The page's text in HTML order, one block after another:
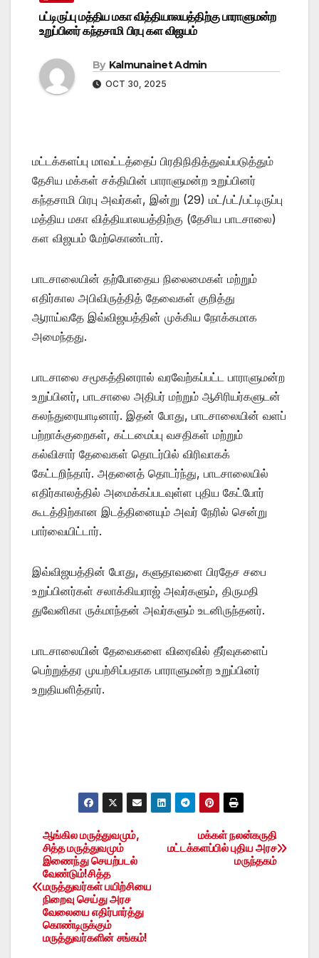
பட்டிருப்பு மத்திய மகா வித்தியாலயத்திற்கு பாராளுமன்ற
உறுப்பினர் கந்தசாமி பிரபு கள விஜயம்
By Kalmunainet Admin
OCT 30, 2025
மட்டக்களப்பு மாவட்டத்தைப் பிரதிநிதித்துவப்படுத்தும்
தேசிய மக்கள் சக்தியின் பாராளுமன்ற உறுப்பினர்
கந்தசாமி பிரபு அவர்கள், இன்று (29) மட்/பட்/பட்டிருப்பு
மத்திய மகா வித்தியாலயத்திற்கு (தேசிய பாடசாலை)
கள விஜயம் மேற்கொண்டார்.
பாடசாலையின் தற்போதைய நிலைமைகள் மற்றும்
எதிர்கால அபிவிருத்தித் தேவைகள் குறித்து
ஆராய்வதே இவ்விஜயத்தின் முக்கிய நோக்கமாக
அமைந்தது.
பாடசாலை சமூகத்தினரால் வரவேற்கப்பட்ட பாராளுமன்ற
உறுப்பினர், பாடசாலை அதிபர் மற்றும் ஆசிரியர்களுடன்
கலந்துரையாடினார். இதன் போது, பாடசாலையின் வளப்
பற்றாக்குறைகள், கட்டமைப்பு வசதிகள் மற்றும்
கல்விசார் தேவைகள் தொடர்பில் விரிவாகக்
கேட்டறிந்தார். அதனைத் தொடர்ந்து, பாடசாலையில்
எதிர்காலத்தில் அமைக்கப்படவுள்ள புதிய கேட்போர்
கூடத்திற்கான இடத்தினையும் அவர் நேரில் சென்று
பார்வையிட்டார்.
இவ்விஜயத்தின் போது, களுதாவளை பிரதேச சபை
உறுப்பினர்கள் சலாக்கியராஜ் அவர்களும், திருமதி
துவேனிகா ருக்மாந்தன் அவர்களும் உடனிருந்தனர்.
பாடசாலையின் தேவைகளை விரைவில் தீர்வுகளைப்
பெற்றுத்தர முயற்சிப்பதாக பாராளுமன்ற உறுப்பினர்
உறுதியளித்தார்.
Post
navigation
மக்கள் நலன்கருதி
மட்டக்களப்பில் புதிய அரச
மருந்தகம்
ஆங்கில மருத்துவமும்,
சித்த மருத்துவமும்
இணைந்து செயற்படல்
வேண்டும்!சித்த
மருத்துவர்கள் பயிற்சியை
நிறைவு செய்து அரச
வேலையை எதிர்பார்த்து
கொண்டிருக்கும்
மருத்துவர்களின் சங்கம்!